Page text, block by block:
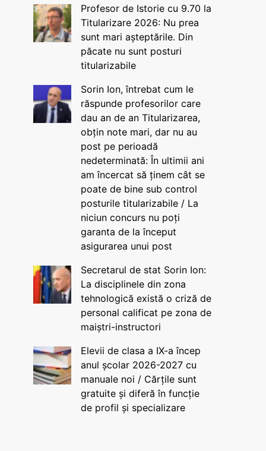
Profesor de Istorie cu 9.70 la
Titularizare 2026: Nu prea
sunt mari așteptările. Din
păcate nu sunt posturi
titularizabile
Sorin Ion, întrebat cum le
răspunde profesorilor care
dau an de an Titularizarea,
obțin note mari, dar nu au
post pe perioadă
nedeterminată: În ultimii ani
am încercat să ținem cât se
poate de bine sub control
posturile titularizabile / La
niciun concurs nu poți
garanta de la început
asigurarea unui post
Secretarul de stat Sorin Ion:
La disciplinele din zona
tehnologică există o criză de
personal calificat pe zona de
maiștri-instructori
Elevii de clasa a IX-a încep
anul școlar 2026-2027 cu
manuale noi / Cărțile sunt
gratuite și diferă în funcție
de profil și specializare